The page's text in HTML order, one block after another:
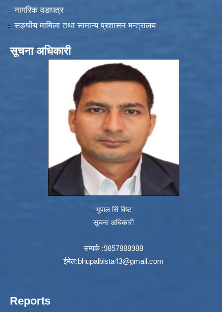
नागरिक वडापत्र
सङ्‍घीय मामिला तथा सामान्य प्रशासन मन्त्रालय
सूचना अधिकारी
भूपाल सिं विष्ट
सूचना अधिकारी
सम्पर्क :9857888988
ईमेल:bhupalbista43@gmail.com
Reports